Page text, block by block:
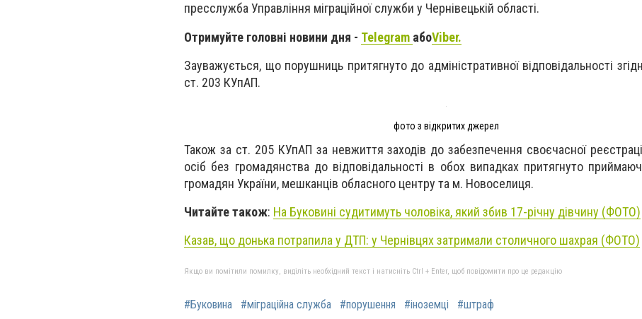
пресслужба Управління міграційної служби у Чернівецькій області.
Отримуйте головні новини дня - Telegram абоViber.
Зауважується, що порушниць притягнуто до адміністративної відповідальності
ст. 203 КУпАП.
фото з відкритих джерел
Також за ст. 205 КУпАП за невжиття заходів до забезпечення своєчасної
осіб без громадянства до відповідальності в обох випадках притягнуто
громадян України, мешканців обласного центру та м. Новоселиця.
Читайте також: На Буковині судитимуть чоловіка, який збив 17-річну дівчину (ФОТО)
Казав, що донька потрапила у ДТП: у Чернівцях затримали столичного шахрая (ФОТО)
Якщо ви помітили помилку, виділіть необхідний текст і натисніть Ctrl + Enter, щоб повідомити про це редакцію
#Буковина #міграційна служба #порушення #іноземці #штраф